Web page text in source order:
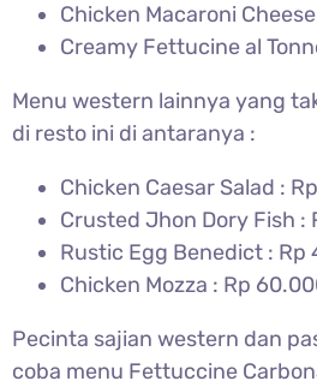
Chicken Macaroni
Creamy Fettucine al
Menu western lainnya yang
di resto ini di antaranya :
Chicken Caesar Salad :
Crusted Jhon Dory Fish :
Rustic Egg Benedict : Rp
Chicken Mozza : Rp
Pecinta sajian western dan
coba menu Fettuccine